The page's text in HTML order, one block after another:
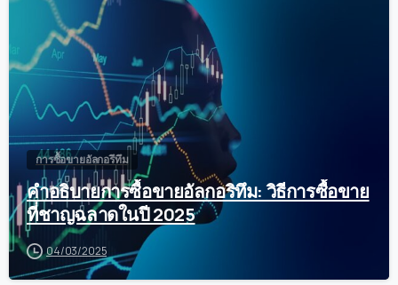
การซื้อขายอัลกอรึทึม
คำอธิบายการซื้อขายอัลกอริทึม: วิธีการซื้อขาย
ที่ชาญฉลาดในปี 2025
04/03/2025